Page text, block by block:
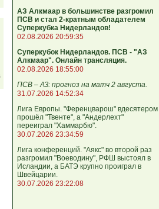
АЗ Алкмаар в большинстве разгромил
ПСВ и стал 2-кратным обладателем
Суперкубка Нидерландов!
02.08.2026 20:59:35
Суперкубок Нидерландов. ПСВ - "АЗ
Алкмаар". Онлайн трансляция.
02.08.2026 18:55:00
ПСВ – АЗ: прогноз на матч 2 августа.
31.07.2026 14:52:34
Лига Европы. "Ференцварош" вдесятером
прошёл "Твенте", а "Андерлехт"
переиграл "Хаммарбю".
30.07.2026 23:34:59
Лига конференций. "Аякс" во второй раз
разгромил "Воеводину", РФШ выстоял в
Исландии, а БАТЭ крупно проиграл в
Швейцарии.
30.07.2026 23:22:08